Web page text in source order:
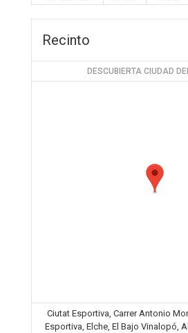
Recinto
DESCUBIERTA CIUDAD
Ciutat Esportiva, Carrer Antonio
Esportiva, Elche, El Bajo Vinalopó,